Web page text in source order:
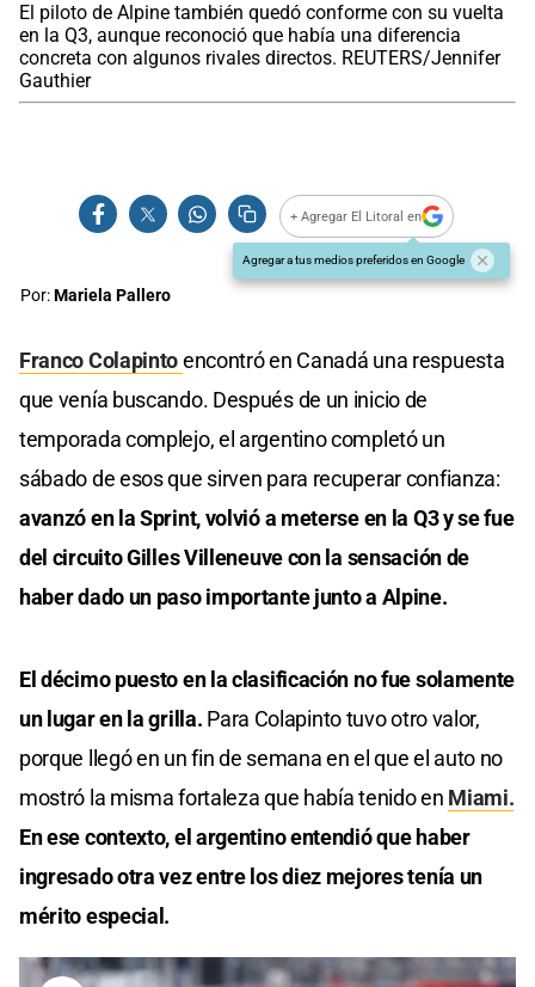
El piloto de Alpine también quedó conforme con su vuelta
en la Q3, aunque reconoció que había una diferencia
concreta con algunos rivales directos. REUTERS/Jennifer
Gauthier
+ Agregar El Litoral en
Agregar a tus medios preferidos en Google
Por:Mariela Pallero
Franco Colapintoencontró en Canadá una respuesta
que venía buscando. Después de un inicio de
temporada complejo, el argentino completó un
sábado de esos que sirven para recuperar confianza:
avanzó en la Sprint, volvió a meterse en la Q3 y se fue
del circuito Gilles Villeneuve con la sensación de
haber dado un paso importante junto a Alpine.
El décimo puesto en la clasificación no fue solamente
un lugar en la grilla. Para Colapinto tuvo otro valor,
porque llegó en un fin de semana en el que el auto no
mostró la misma fortaleza que había tenido en Miami.
En ese contexto, el argentino entendió que haber
ingresado otra vez entre los diez mejores tenía un
mérito especial.